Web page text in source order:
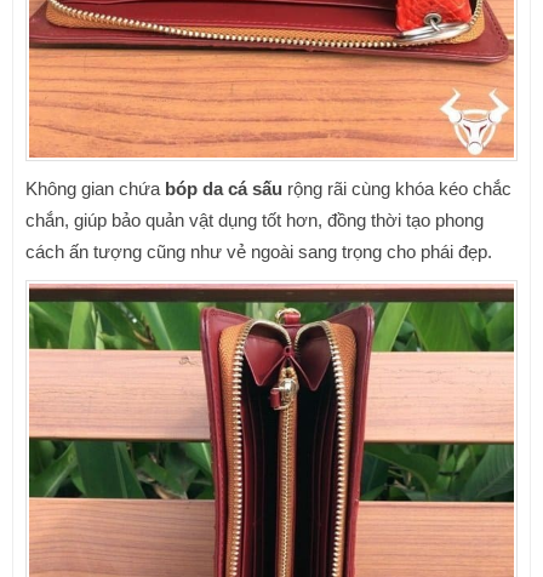
Không gian chứa bóp da cá sấu rộng rãi cùng khóa kéo chắc
chắn, giúp bảo quản vật dụng tốt hơn, đồng thời tạo phong
cách ấn tượng cũng như vẻ ngoài sang trọng cho phái đẹp.